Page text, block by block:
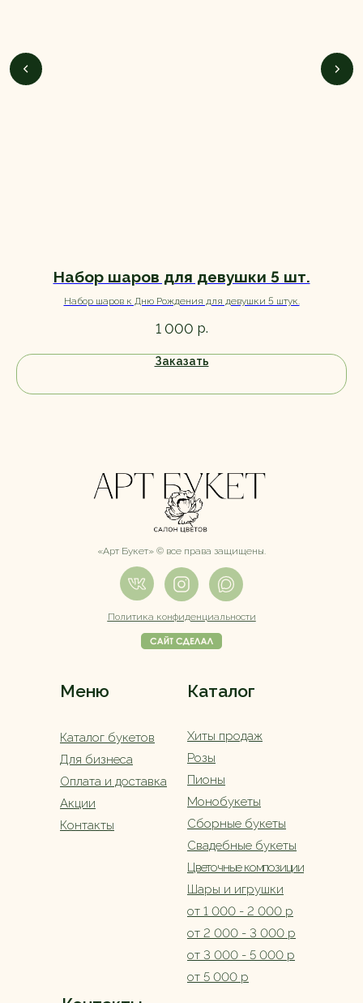
Набор шаров для девушки 5 шт.
Набор шаров к Дню Рождения для девушки 5 штук.
1 000 р.
Заказать
Меню Каталог
Каталог букетов
Политика конфиденциальности
Оплата и доставка
Сборные букеты
Свадебные букеты
«Арт Букет» ©️ все права защищены.
Для бизнеса
Хиты продаж
Монобукеты
Цветочные композиции
Акции
от 5 000 р
Контакты
Шары и игрушки
от 1 000 - 2 000 р
от 2 000 - 3 000 р
от 3 000 - 5 000 р
Розы
Пионы